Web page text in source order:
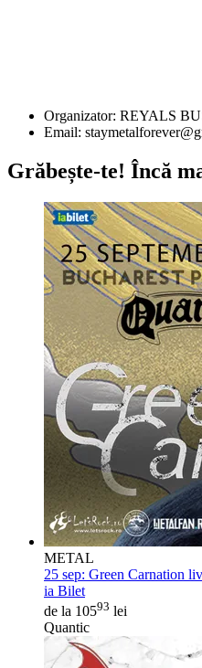
Organizator: REYALS
Email:
Grăbește-te! Încă
METAL
25 sep: Green Carnation
ia Bilet
de la 10593 lei
Quantic